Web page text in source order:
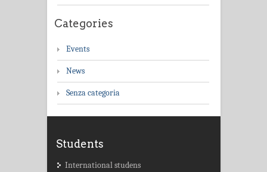
Categories
Events
News
Senza categoria
Students
International studens